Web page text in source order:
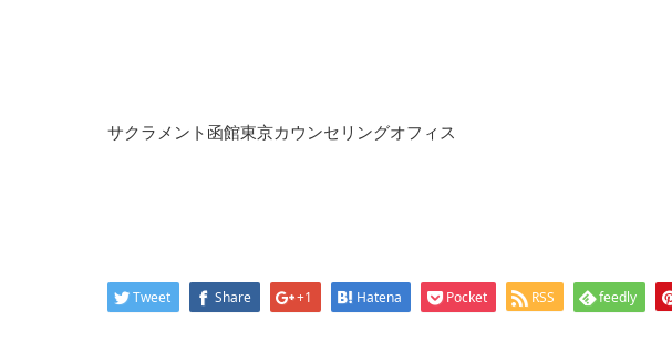
サクラメント函館東京カウンセリングオフィス
Tweet Share +1 Hatena Pocket RSS feedly